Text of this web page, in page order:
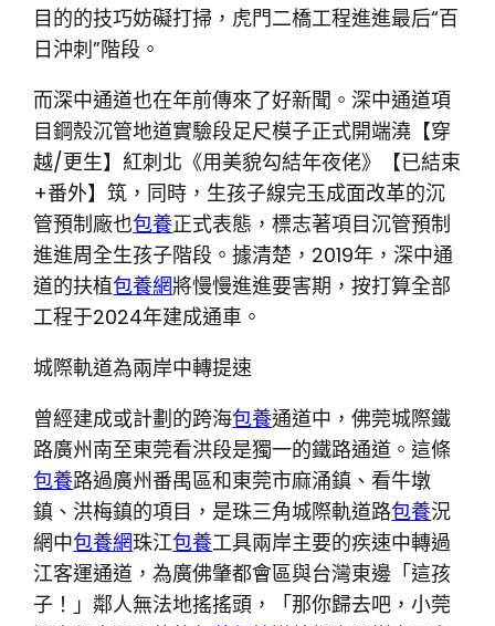
目的的技巧妨礙打掃，虎門二橋工程進進最后“百
日沖刺”階段。
而深中通道也在年前傳來了好新聞。深中通道項
目鋼殼沉管地道實驗段足尺模子正式開端澆【穿
越/更生】紅刺北《用美貌勾結年夜佬》【已結束
+番外】筑，同時，生孩子線完玉成面改革的沉
管預制廠也包養正式表態，標志著項目沉管預制
進進周全生孩子階段。據清楚，2019年，深中通
道的扶植包養網將慢慢進進要害期，按打算全部
工程于2024年建成通車。
城際軌道為兩岸中轉提速
曾經建成或計劃的跨海包養通道中，佛莞城際鐵
路廣州南至東莞看洪段是獨一的鐵路通道。這條
包養路過廣州番禺區和東莞市麻涌鎮、看牛墩
鎮、洪梅鎮的項目，是珠三角城際軌道路包養況
網中包養網珠江包養工具兩岸主要的疾速中轉過
江客運通道，為廣佛肇都會區與台灣東邊「這孩
子！」鄰人無法地搖搖頭，「那你歸去吧，小莞